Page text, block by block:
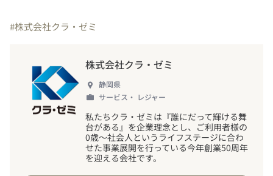
#株式会社クラ・ゼミ
株式会社クラ・ゼミ
静岡県
サービス・ レジャー
私たちクラ・ゼミは『誰にだって輝ける舞
台がある』を企業理念とし、ご利用者様の
0歳～社会人というライフステージに合わ
せた事業展開を行っている今年創業50周年
を迎える会社です。